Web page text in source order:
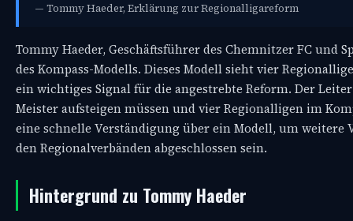
— Tommy Haeder, Erklärung zur Regionalligareform
Tommy Haeder, Geschäftsführer des Chemnitzer FC
des Kompass-Modells. Dieses Modell sieht vier
ein wichtiges Signal für die angestrebte Reform. Der
Meister aufsteigen müssen und vier Regionalligen im
eine schnelle Verständigung über ein Modell, um weitere
den Regionalverbänden abgeschlossen sein.
Hintergrund zu Tommy Haeder